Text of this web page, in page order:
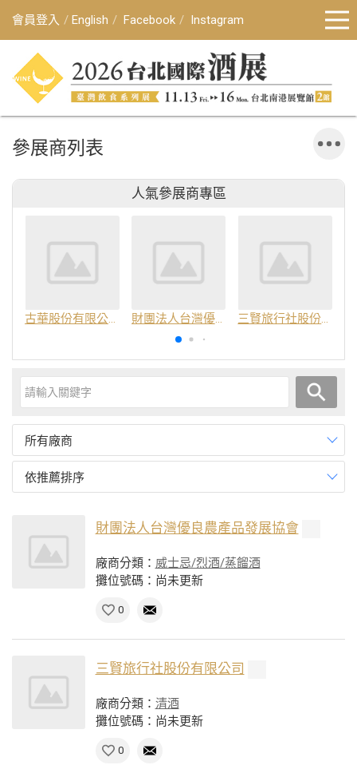
會員登入 English Facebook Instagram
參展商列表
人氣參展商專區
古華股份有限公司 財團法人台灣優良農產品發展協會 三賢旅行社股份有限公司
所有廠商
依推薦排序
財團法人台灣優良農產品發展協會
廠商分類： 威士忌/烈酒/蒸餾酒
攤位號碼：尚未更新
0
三賢旅行社股份有限公司
廠商分類： 清酒
攤位號碼：尚未更新
0